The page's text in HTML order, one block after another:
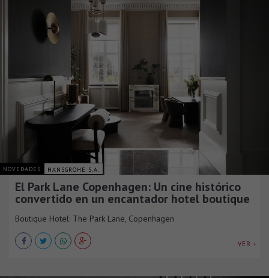
NOVEDADES HANSGROHE S.A.
El Park Lane Copenhagen: Un cine histórico
convertido en un encantador hotel boutique
Boutique Hotel: The Park Lane, Copenhagen
VER +